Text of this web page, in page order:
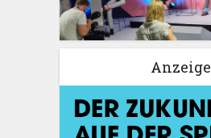
Anzeige